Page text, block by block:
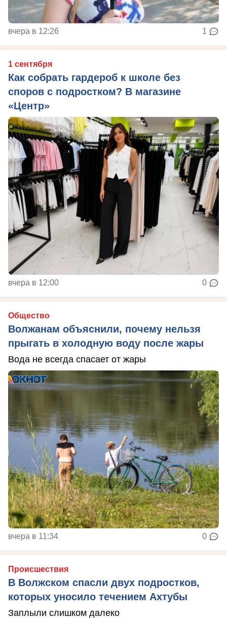
вчера в 12:26 1
1 сентября
Как собрать гардероб к школе без
споров с подростком? В магазине
«Центр»
вчера в 12:00 0
Общество
Волжанам объяснили, почему нельзя
прыгать в холодную воду после жары
Вода не всегда спасает от жары
вчера в 11:34 0
Происшествия
В Волжском спасли двух подростков,
которых уносило течением Ахтубы
Заплыли слишком далеко